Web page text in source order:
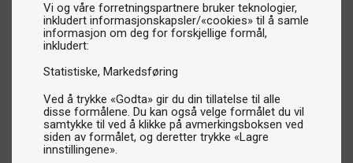
Vi og våre forretningspartnere bruker teknologier,
inkludert informasjonskapsler/«cookies» til å samle
informasjon om deg for forskjellige formål,
inkludert:
Statistiske Markedsføring
Ved å trykke «Godta» gir du din tillatelse til alle
disse formålene. Du kan også velge formålet du vil
samtykke til ved å klikke på avmerkingsboksen ved
siden av formålet, og deretter trykke «Lagre
innstillingene».